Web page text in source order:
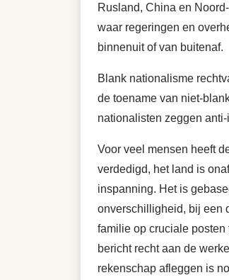
Rusland, China en
waar regeringen en
binnenuit of van buitenaf.
Blank nationalisme
de toename van niet-
nationalisten zeggen
Voor veel mensen heeft
verdedigd, het land is
inspanning. Het is
onverschilligheid, bij een
familie op cruciale posten
bericht recht aan de
rekenschap afleggen is